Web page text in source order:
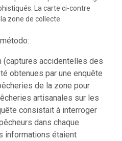
La carte ci-contre
zone de collecte.
(captures accidentelles des
obtenues par une enquête
de la zone pour
artisanales sur les
consistait à interroger
dans chaque
informations étaient